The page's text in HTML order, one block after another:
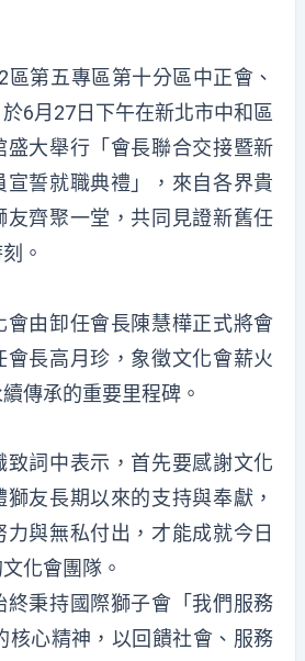
區第五專區第十分區中正會、
6月27日下午在新北市中和區
盛大舉行「會長聯合交接暨新
宣誓就職典禮」，來自各界貴
友齊聚一堂，共同見證新舊任
。
會由卸任會長陳慧樺正式將會
會長高月珍，象徵文化會薪火
傳承的重要里程碑。
致詞中表示，首先要感謝文化
友長期以來的支持與奉獻，
與無私付出，才能成就今日
化會團隊。
終秉持國際獅子會「我們服務
核心精神，以回饋社會、服務